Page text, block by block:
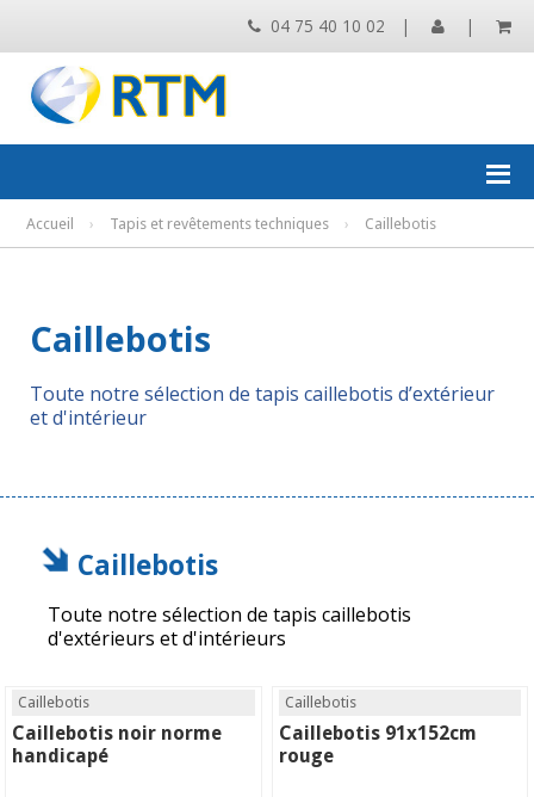
04 75 40 10 02 | |
Accueil › Tapis et revêtements techniques › Caillebotis
Caillebotis
Toute notre sélection de tapis caillebotis d’extérieur
et d'intérieur
Caillebotis
Toute notre sélection de tapis caillebotis
d'extérieurs et d'intérieurs
Caillebotis
Caillebotis noir norme
handicapé
Caillebotis
Caillebotis 91x152cm
rouge